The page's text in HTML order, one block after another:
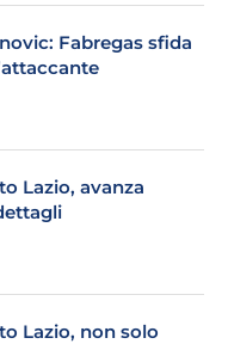
Fabregas sfida
Lazio, avanza
Lazio, non solo